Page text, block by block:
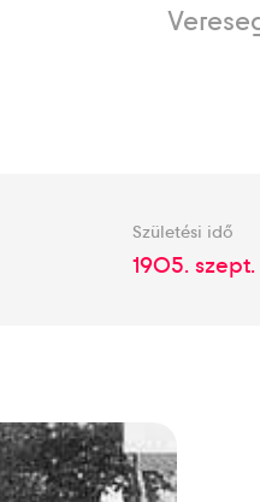
Születési idő
1905. szept.